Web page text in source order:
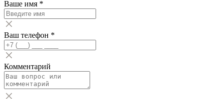
Ваше имя *
Ваш телефон *
Комментарий